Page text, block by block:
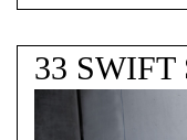
33 SWIFT